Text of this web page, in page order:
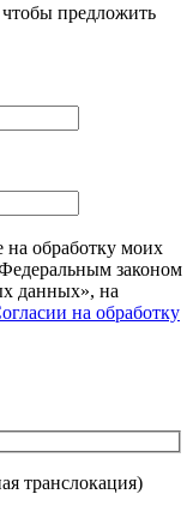
предложить
на обработку моих
законом
данных», на
на обработку
транслокация)